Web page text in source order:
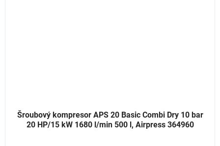
Šroubový kompresor APS 20 Basic Combi Dry 10 bar
20 HP/15 kW 1680 l/min 500 l, Airpress 364960